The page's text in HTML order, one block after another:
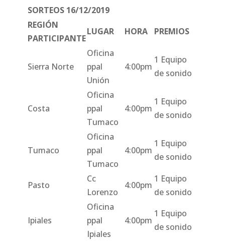
SORTEOS 16/12/2019
REGIÓN
PARTICIPANTE
LUGAR HORA PREMIOS
Sierra Norte
Oficina
ppal
Unión
4:00pm
1 Equipo
de sonido
Costa
Oficina
ppal
Tumaco
4:00pm
1 Equipo
de sonido
Tumaco
Oficina
ppal
Tumaco
4:00pm
1 Equipo
de sonido
Pasto
Cc
Lorenzo
4:00pm
1 Equipo
de sonido
Ipiales
Oficina
ppal
Ipiales
4:00pm
1 Equipo
de sonido